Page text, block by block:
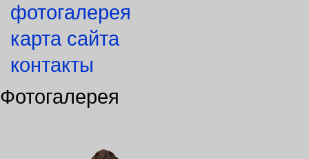
фотогалерея
карта сайта
контакты
Фотогалерея